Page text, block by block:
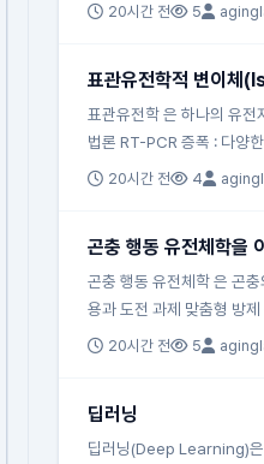
20시간 전 5
표관유전학적 변이체
표관유전학 은 하나의 유
법론 RT-PCR 증폭 : 다양
20시간 전 4
곤충 행동 유전체학을
곤충 행동 유전체학 은 곤
용과 도전 과제 맞춤형 방
20시간 전 5
딥러닝
딥러닝(Deep Learning)